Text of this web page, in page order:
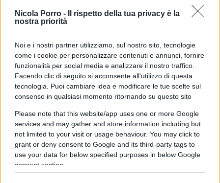
Nicola Porro -
Il rispetto della tua privacy è la
nostra priorità
Noi e i nostri partner utilizziamo, sul nostro sito, tecnologie
come i cookie per personalizzare contenuti e annunci, fornire
funzionalità per social media e analizzare il nostro traffico.
Facendo clic di seguito si acconsente all'utilizzo di questa
tecnologia. Puoi cambiare idea e modificare le tue scelte sul
consenso in qualsiasi momento ritornando su questo sito
Please note that this website/app uses one or more Google
services and may gather and store information including but
not limited to your visit or usage behaviour. You may click to
grant or deny consent to Google and its third-party tags to
use your data for below specified purposes in below Google
consent section.
sia una persona, ma un ostacolo, un bersaglio
legittimo. È il segno di un clima culturale che
Certo, i colpevoli materiali vanno puniti. Ci
mancherebbe. Ma davvero vogliamo continuare a
raccontarci la favola che la responsabilità finisca
lì?Davvero chi assiste, incita, applaude,
giustifica è moralmente innocente?È una
parola scomoda, responsabilità morale. Ma ogni
tanto va usata, se non vogliamo vivere
nell’ipocrisia permanente. Anche perchè in queste